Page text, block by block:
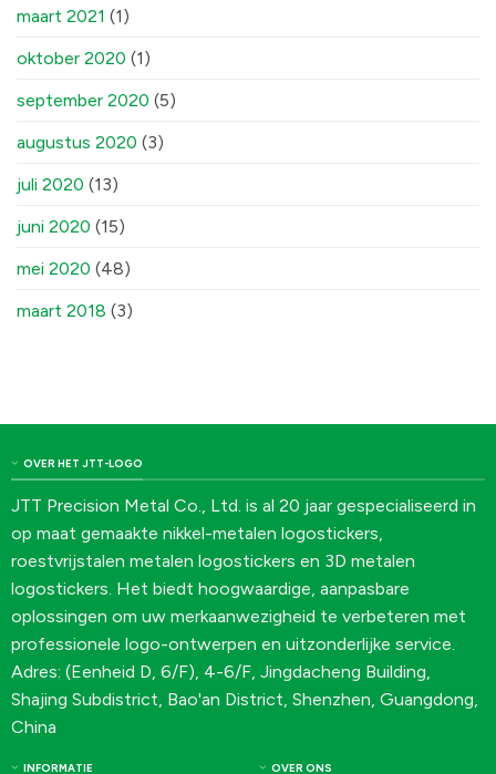
maart 2021 (1)
oktober 2020 (1)
september 2020 (5)
augustus 2020 (3)
juli 2020 (13)
juni 2020 (15)
mei 2020 (48)
maart 2018 (3)
OVER HET JTT-LOGO
JTT Precision Metal Co., Ltd. is al 20 jaar gespecialiseerd in
op maat gemaakte nikkel-metalen logostickers,
roestvrijstalen metalen logostickers en 3D metalen
logostickers. Het biedt hoogwaardige, aanpasbare
oplossingen om uw merkaanwezigheid te verbeteren met
professionele logo-ontwerpen en uitzonderlijke service.
Adres: (Eenheid D, 6/F), 4-6/F, Jingdacheng Building,
Shajing Subdistrict, Bao'an District, Shenzhen, Guangdong,
China
INFORMATIE OVER ONS